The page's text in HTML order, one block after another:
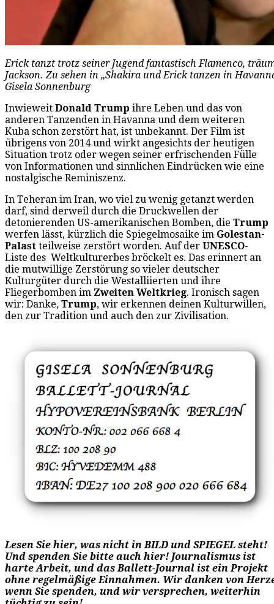
Erick tanzt trotz seiner Jugend fantastisch Flamenco,
Jackson. Zu sehen in „Shakira und Erick tanzen in
Gisela Sonnenburg
Inwieweit Donald Trump ihre Leben und das von
anderen Tanzenden in Havanna und dem weiteren
Kuba schon zerstört hat, ist unbekannt. Der Film ist
übrigens von 2014 und wirkt angesichts der heutigen
Situation trotz oder wegen seiner erfrischenden Fülle
von Informationen und sinnlichen Eindrücken wie eine
nostalgische Reminiszenz.
In Teheran im Iran, wo viel zu wenig getanzt werden
darf, sind derweil durch die Druckwellen der
detonierenden US-amerikanischen Bomben, die Trump
werfen lässt, kürzlich die Spiegelmosaike im Golestan-
Palast teilweise zerstört worden. Auf der UNESCO-
Liste des Weltkulturerbes bröckelt es. Das erinnert an
die mutwillige Zerstörung so vieler deutscher
Kulturgüter durch die Westalliierten und ihre
Fliegerbomben im Zweiten Weltkrieg. Ironisch sagen
wir: Danke, Trump, wir erkennen deinen Kulturwillen,
den zur Tradition und auch den zur Zivilisation.
Lesen Sie hier, was nicht in BILD und SPIEGEL steht!
Und spenden Sie bitte auch hier! Journalismus ist
harte Arbeit, und das Ballett-Journal ist ein Projekt
ohne regelmäßige Einnahmen. Wir danken von
wenn Sie spenden, und wir versprechen, weiterhin